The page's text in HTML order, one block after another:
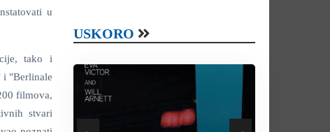
u
tako i
i "Berlinale
filmova,
stvari
USKORO